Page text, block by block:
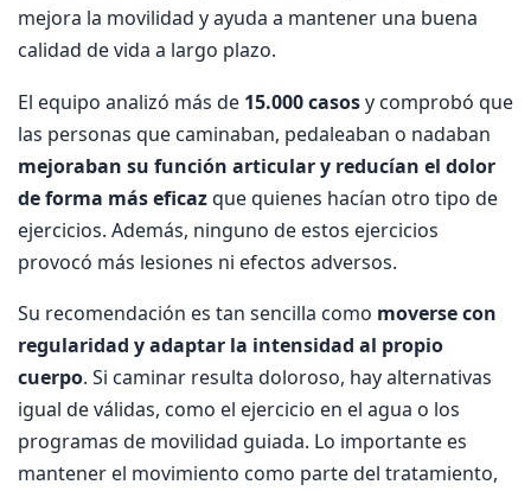
mejora la movilidad y ayuda a mantener una buena
calidad de vida a largo plazo.
El equipo analizó más de 15.000 casosy comprobó que
las personas que caminaban, pedaleaban o nadaban
mejoraban su función articular y reducían el dolor
de forma más eficazque quienes hacían otro tipo de
ejercicios. Además, ninguno de estos ejercicios
provocó más lesiones ni efectos adversos.
Su recomendación es tan sencilla como moverse con
regularidad y adaptar la intensidad al propio
cuerpo. Si caminar resulta doloroso, hay alternativas
igual de válidas, como el ejercicio en el agua o los
programas de movilidad guiada. Lo importante es
mantener el movimiento como parte del tratamiento,